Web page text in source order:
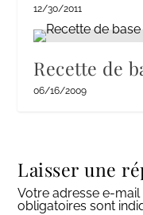
12/30/2011
Recette de
06/16/2009
Laisser une
Votre adresse e-
obligatoires sont